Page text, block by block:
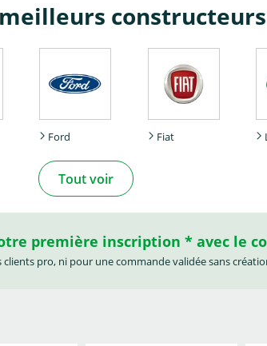
Ford Fiat
Tout voir
première inscription * avec le
pro, ni pour une commande validée sans